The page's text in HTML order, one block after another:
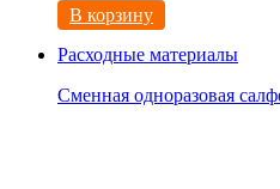
В корзину
Расходные материалы
Сменная одноразовая